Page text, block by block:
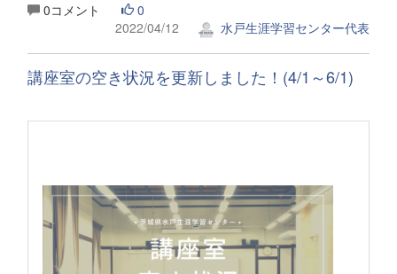
0コメント
0
2022/04/12
水戸生涯学習センター代表
講座室の空き状況を更新しました！(4/1～6/1)